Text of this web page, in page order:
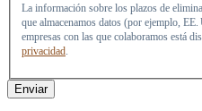
La información sobre los plazos de
que almacenamos datos (por ejemplo,
empresas con las que colaboramos está
privacidad
Enviar